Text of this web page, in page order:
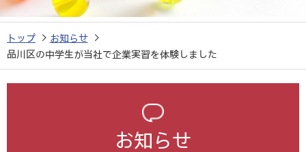
トップ
お知らせ
品川区の中学生が当社で企業実習を体験しました
お知らせ